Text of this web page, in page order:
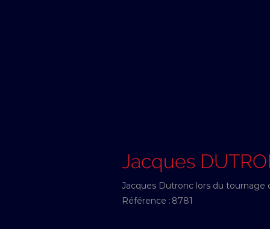
Jacques
Jacques Dutronc lors du tournage
Référence : 8781